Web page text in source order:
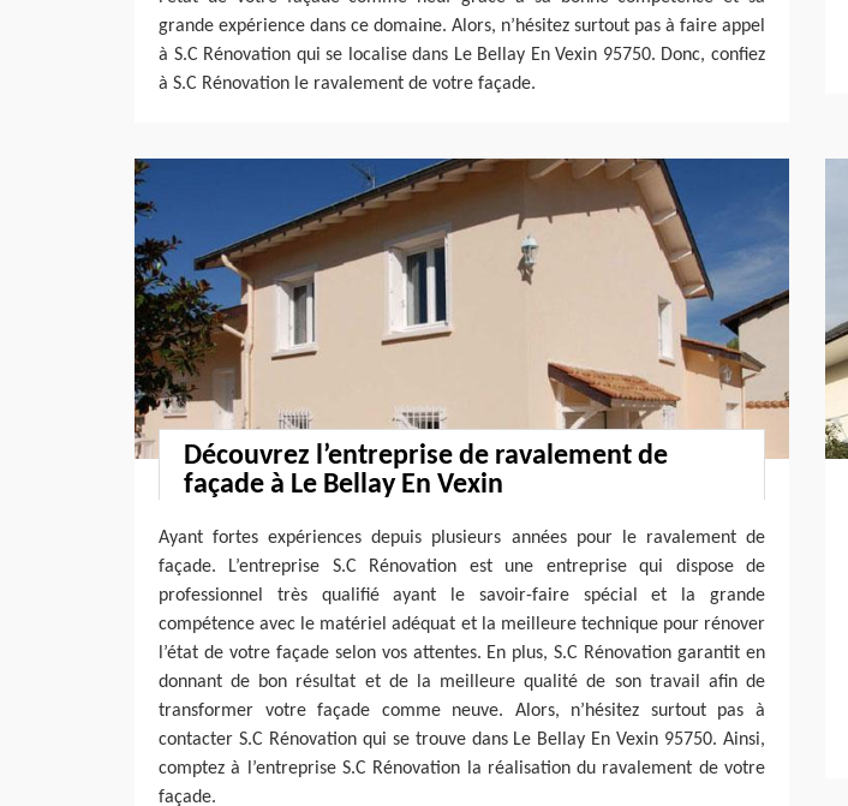
grande expérience dans ce domaine. Alors, n’hésitez surtout pas à faire appel
à S.C Rénovation qui se localise dans Le Bellay En Vexin 95750. Donc, confiez
à S.C Rénovation le ravalement de votre façade.
Découvrez l’entreprise de ravalement de
façade à Le Bellay En Vexin
Ayant fortes expériences depuis plusieurs années pour le ravalement de
façade. L’entreprise S.C Rénovation est une entreprise qui dispose de
professionnel très qualifié ayant le savoir-faire spécial et la grande
compétence avec le matériel adéquat et la meilleure technique pour rénover
l’état de votre façade selon vos attentes. En plus, S.C Rénovation garantit en
donnant de bon résultat et de la meilleure qualité de son travail afin de
transformer votre façade comme neuve. Alors, n’hésitez surtout pas à
contacter S.C Rénovation qui se trouve dans Le Bellay En Vexin 95750. Ainsi,
comptez à l’entreprise S.C Rénovation la réalisation du ravalement de votre
façade.